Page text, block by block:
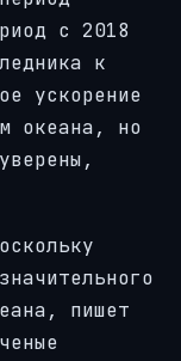
с 2018
к
ускорение
океана, но
пишет